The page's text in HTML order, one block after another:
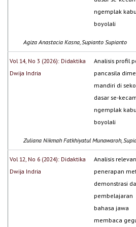
ngemplak
boyolali
Agiza Anastacia Kasna, Supianto Supianto
Vol 14, No 3 (2026): Didaktika
Dwija Indria
Analisis profil
pancasila
mandiri di
dasar se-
ngemplak
boyolali
Zuliana Nikmah Fatkhiyatul Munawaroh,
Vol 12, No 6 (2024): Didaktika
Dwija Indria
Analisis
penerapan
demonstrasi
pembelajaran
bahasa jawa
membaca